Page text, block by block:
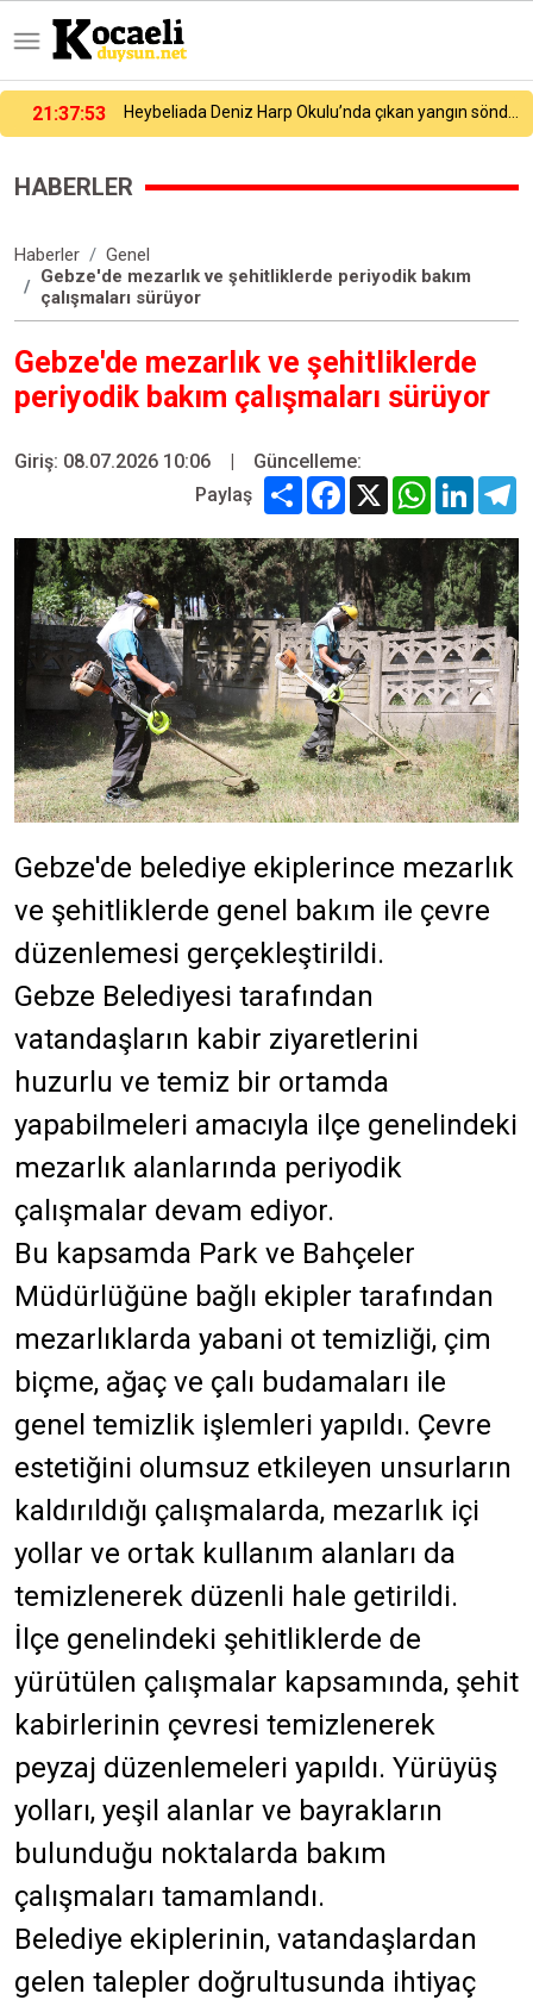
21:27:54 Galatasaray yeni sezon hazırlıklarına devam ediyor
HABERLER
Haberler
Genel
Gebze'de mezarlık ve şehitliklerde periyodik bakım
çalışmaları sürüyor
Gebze'de mezarlık ve şehitliklerde
periyodik bakım çalışmaları sürüyor
Giriş: 08.07.2026 10:06 |
Güncelleme:
Paylaş
Share Facebook
X WhatsApp
Gebze'de belediye ekiplerince mezarlık
ve şehitliklerde genel bakım ile çevre
düzenlemesi gerçekleştirildi.
Gebze Belediyesi tarafından
vatandaşların kabir ziyaretlerini
huzurlu ve temiz bir ortamda
yapabilmeleri amacıyla ilçe genelindeki
mezarlık alanlarında periyodik
çalışmalar devam ediyor.
Bu kapsamda Park ve Bahçeler
Müdürlüğüne bağlı ekipler tarafından
mezarlıklarda yabani ot temizliği, çim
biçme, ağaç ve çalı budamaları ile
genel temizlik işlemleri yapıldı. Çevre
estetiğini olumsuz etkileyen unsurların
kaldırıldığı çalışmalarda, mezarlık içi
yollar ve ortak kullanım alanları da
temizlenerek düzenli hale getirildi.
İlçe genelindeki şehitliklerde de
yürütülen çalışmalar kapsamında, şehit
kabirlerinin çevresi temizlenerek
peyzaj düzenlemeleri yapıldı. Yürüyüş
yolları, yeşil alanlar ve bayrakların
bulunduğu noktalarda bakım
çalışmaları tamamlandı.
Belediye ekiplerinin, vatandaşlardan
gelen talepler doğrultusunda ihtiyaç